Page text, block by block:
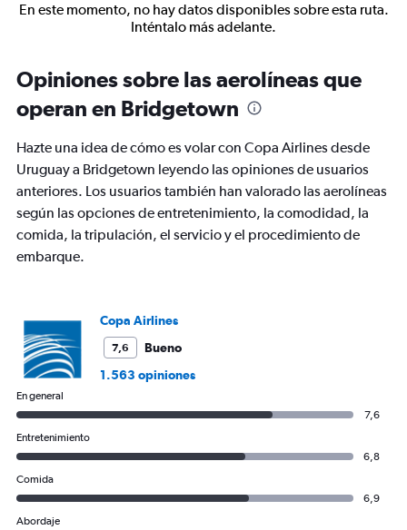
En este momento, no hay datos disponibles sobre esta ruta.
Inténtalo más adelante.
Opiniones sobre las aerolíneas que
operan en Bridgetown
Hazte una idea de cómo es volar con Copa Airlines desde
Uruguay a Bridgetown leyendo las opiniones de usuarios
anteriores. Los usuarios también han valorado las aerolíneas
según las opciones de entretenimiento, la comodidad, la
comida, la tripulación, el servicio y el procedimiento de
embarque.
Copa Airlines
7,6
Bueno
1.563 opiniones
En general
7,6
Entretenimiento
6,8
Comida
6,9
Abordaje